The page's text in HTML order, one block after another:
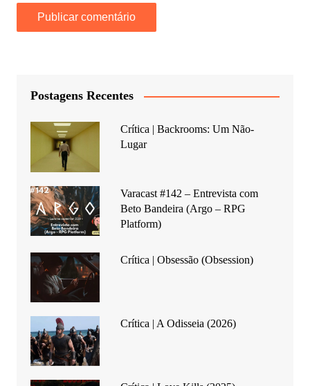
Postagens Recentes
Crítica | Backrooms: Um Não-
Lugar
Varacast #142 – Entrevista com
Beto Bandeira (Argo – RPG
Platform)
Crítica | Obsessão (Obsession)
Crítica | A Odisseia (2026)